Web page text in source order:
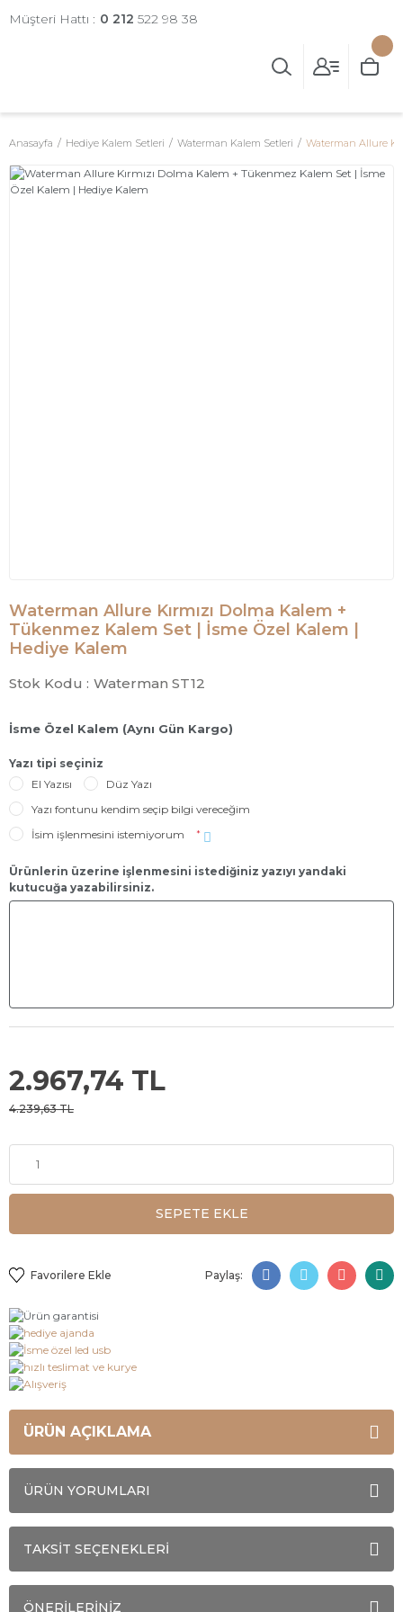
Müşteri Hattı : 0 212 522 98 38
Anasayfa Hediye Kalem Setleri Waterman Kalem Setleri Waterman Allure
Waterman Allure Kırmızı Dolma Kalem +
Tükenmez Kalem Set | İsme Özel Kalem |
Hediye Kalem
Stok Kodu : Waterman ST12
İsme Özel Kalem (Aynı Gün Kargo)
Yazı tipi seçiniz
El Yazısı
Düz Yazı
Yazı fontunu kendim seçip bilgi vereceğim
İsim işlenmesini istemiyorum
*
Ürünlerin üzerine işlenmesini istediğiniz yazıyı yandaki
kutucuğa yazabilirsiniz.
2.967,74 TL
4.239,63 TL
SEPETE EKLE
Paylaş:
ÜRÜN AÇIKLAMA
ÜRÜN YORUMLARI
TAKSİT SEÇENEKLERİ
ÖNERİLERİNİZ